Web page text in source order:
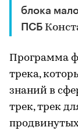
блока
ПСБ
Программа
трека,
знаний в
трек, трек